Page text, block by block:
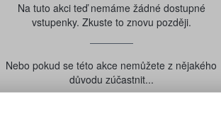
Na tuto akci teď nemáme žádné dostupné
vstupenky. Zkuste to znovu později.
Nebo pokud se této akce nemůžete z nějakého
důvodu zúčastnit...